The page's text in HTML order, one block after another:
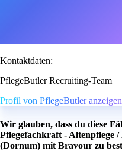
Kontaktdaten:
PflegeButler Recruiting-Team
Profil von PflegeButler anzeigen
Wir glauben, dass du diese
Pflegefachkraft - Altenpflege
(Dornum) mit Bravour zu